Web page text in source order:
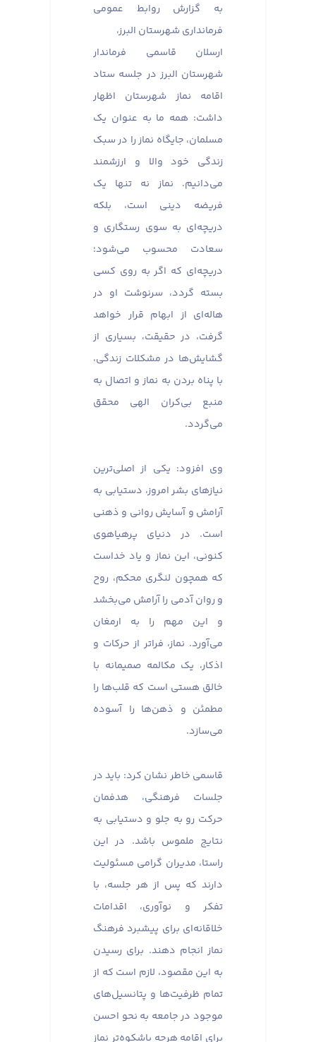
به گزارش روابط عمومی
فرمانداری شهرستان البرز،
ارسلان قاسمی فرماندار
شهرستان البرز در جلسه ستاد
اقامه نماز شهرستان اظهار
داشت: همه ما به عنوان یک
مسلمان، جایگاه نماز را در سبک
زندگی خود والا و ارزشمند
می‌دانیم. نماز نه تنها یک
فریضه دینی است، بلکه
دریچه‌ای به سوی رستگاری و
سعادت محسوب می‌شود؛
دریچه‌ای که اگر به روی کسی
بسته گردد، سرنوشت او در
هاله‌ای از ابهام قرار خواهد
گرفت، در حقیقت، بسیاری از
گشایش‌ها در مشکلات زندگی،
با پناه بردن به نماز و اتصال به
منبع بی‌کران الهی محقق
می‌گردد.
وی افزود: یکی از اصلی‌ترین
نیازهای بشر امروز، دستیابی به
آرامش و آسایش روانی و ذهنی
است. در دنیای پرهیاهوی
کنونی، این نماز و یاد خداست
که همچون لنگری محکم، روح
و روان آدمی را آرامش می‌بخشد
و این مهم را به ارمغان
می‌آورد. نماز، فراتر از حرکات و
اذکار، یک مکالمه صمیمانه با
خالق هستی است که قلب‌ها را
مطمئن و ذهن‌ها را آسوده
می‌سازد.
قاسمی خاطر نشان کرد: باید در
جلسات فرهنگی، هدفمان
حرکت رو به جلو و دستیابی به
نتایج ملموس باشد. در این
راستا، مدیران گرامی مسئولیت
دارند که پس از هر جلسه، با
تفکر و نوآوری، اقدامات
خلاقانه‌ای برای پیشبرد فرهنگ
نماز انجام دهند. برای رسیدن
به این مقصود، لازم است که از
تمام ظرفیت‌ها و پتانسیل‌های
موجود در جامعه به نحو احسن
برای اقامه هرچه باشکوه‌تر نماز